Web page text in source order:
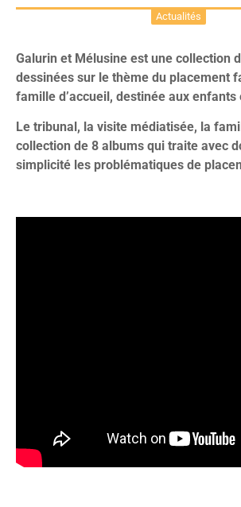
Actualités
Galurin et Mélusine est une collection
dessinées sur le thème du placement
famille d’accueil, destinée aux enfants
Le tribunal, la visite médiatisée, la
collection de 8 albums qui traite avec
simplicité les problématiques de